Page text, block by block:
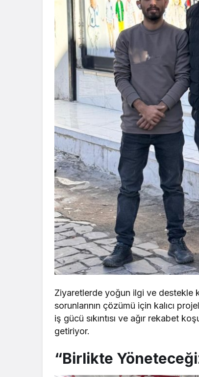
Ziyaretlerde yoğun ilgi ve destekle
sorunlarının çözümü için kalıcı
iş gücü sıkıntısı ve ağır rekabet
getiriyor.
“Birlikte